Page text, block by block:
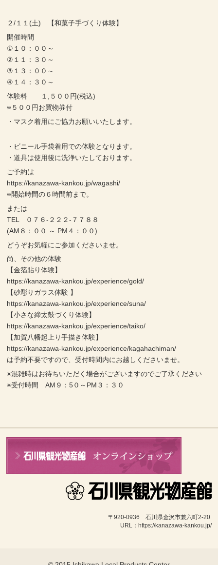
２/１１(土) 【和菓子手づくり体験】
開催時間
①１０：００～
②１１：３０～
③１３：００～
④１４：３０～
体験料 １,５００円(税込)
※５００円お買物券付
・マスク着用にご協力お願いいたします。
・ビニール手袋着用での体験となります。
・道具は使用後に洗浄いたしております。
ご予約は
https://kanazawa-kankou.jp/wagashi/
※開始時間の６時間前まで。
または
TEL ０７６-２２２-７７８８
(AM８：００ ～ PM４：００)
どうぞお気軽にご参加くださいませ。
尚、その他の体験
【金箔貼り体験】
https://kanazawa-kankou.jp/experience/gold/
【砂彫りガラス体験 】
https://kanazawa-kankou.jp/experience/suna/
【小さな締太鼓づくり体験】
https://kanazawa-kankou.jp/experience/taiko/
【加賀八幡起上り手描き体験】
https://kanazawa-kankou.jp/experience/kagahachiman/
は予約不要ですので、受付時間内にお越しくださいませ。
※混雑時はお待ちいただく場合がございますのでご了承ください
※受付時間 AM９：5０～PM３：３０
〒920-0936　石川県金沢市兼六町2-20
URL：https://kanazawa-kankou.jp/